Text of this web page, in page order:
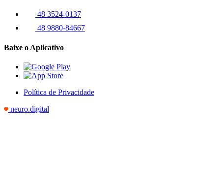
48 3524-0137
48 9880-84667
Baixe o Aplicativo
Política de Privacidade
neuro.digital